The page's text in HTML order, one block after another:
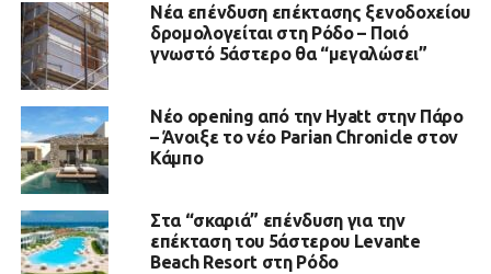
Νέα επένδυση επέκτασης ξενοδοχείου
δρομολογείται στη Ρόδο – Ποιό
γνωστό 5άστερο θα “μεγαλώσει”
Νέο opening από την Hyatt στην Πάρο
– Άνοιξε το νέο Parian Chronicle στον
Κάμπο
Στα “σκαριά” επένδυση για την
επέκταση του 5άστερου Levante
Beach Resort στη Ρόδο